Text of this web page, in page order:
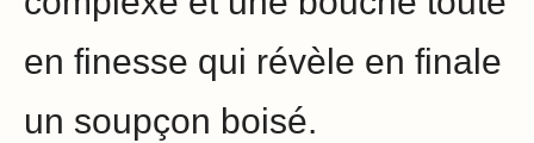
en finesse qui révèle en finale
un soupçon boisé.